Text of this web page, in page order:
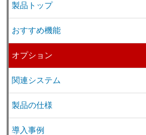
製品トップ
おすすめ機能
オプション
関連システム
製品の仕様
導入事例